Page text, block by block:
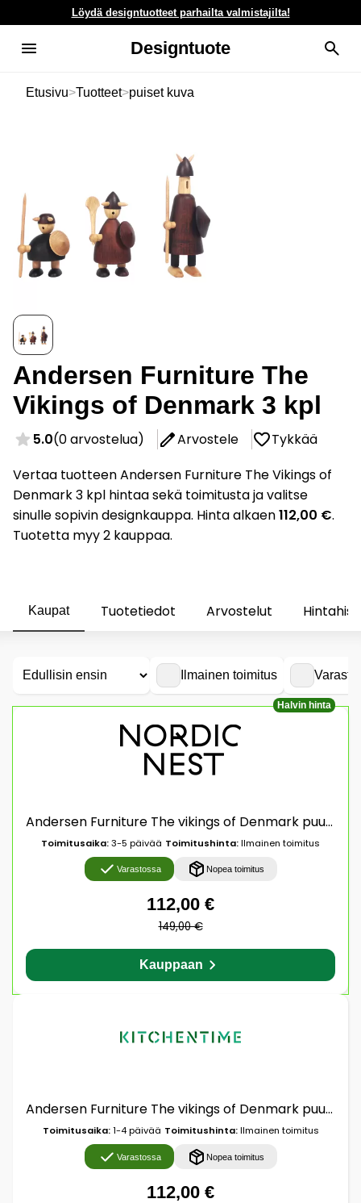
Löydä designtuotteet parhailta valmistajilta!
Designtuote
Etusivu>Tuotteet>puiset kuva
Andersen Furniture The
Vikings of Denmark 3 kpl
5.0(0 arvostelua) Arvostele
Tykkää
Vertaa tuotteen Andersen Furniture The Vikings of
Denmark 3 kpl hintaa sekä toimitusta ja valitse
sinulle sopivin designkauppa. Hinta alkaen112,00 €.
Tuotetta myy 2 kauppaa.
Kaupat Tuotetiedot Arvostelut
Ilmainen toimitus
Halvin hinta
Andersen Furniture The vikings of Denmark puuhahmo 3 osaa Stained beech
Toimitusaika:3-5 päivää Toimitushinta:Ilmainen toimitus
Varastossa Nopea toimitus
112,00 €
149,00 €
Kauppaan
Andersen Furniture The vikings of Denmark puuhahmo 3 osaa Stained beech
Toimitusaika:1-4 päivää Toimitushinta:Ilmainen toimitus
Varastossa Nopea toimitus
112,00 €